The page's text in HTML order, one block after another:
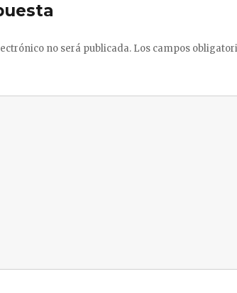
no será publicada. Los campos